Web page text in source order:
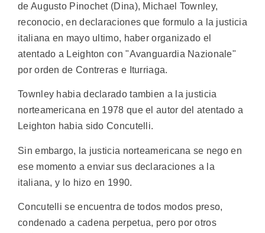
de Augusto Pinochet (Dina), Michael Townley,
reconocio, en declaraciones que formulo a la justicia
italiana en mayo ultimo, haber organizado el
atentado a Leighton con "Avanguardia Nazionale"
por orden de Contreras e Iturriaga.
Townley habia declarado tambien a la justicia
norteamericana en 1978 que el autor del atentado a
Leighton habia sido Concutelli.
Sin embargo, la justicia norteamericana se nego en
ese momento a enviar sus declaraciones a la
italiana, y lo hizo en 1990.
Concutelli se encuentra de todos modos preso,
condenado a cadena perpetua, pero por otros